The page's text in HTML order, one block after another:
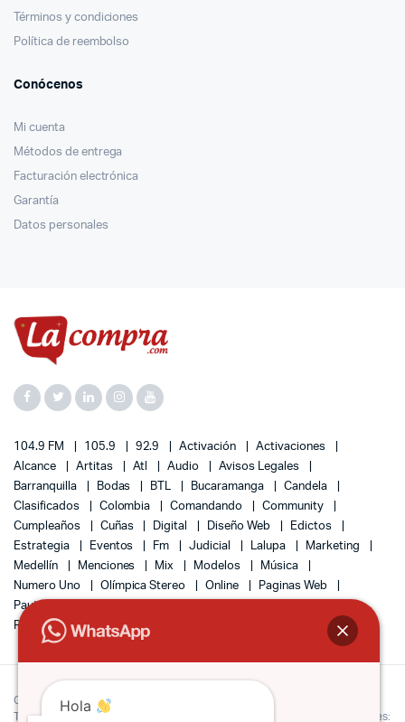
Términos y condiciones
Política de reembolso
Conócenos
Mi cuenta
Métodos de entrega
Facturación electrónica
Garantía
Datos personales
104.9 FM 105.9 92.9 Activación
Activaciones
Alcance
Artitas Atl Audio
Avisos Legales
Barranquilla
Bodas BTL Bucaramanga
Candela
Clasificados
Colombia Comandando
Community
Cumpleaños
Cuñas Digital Diseño Web
Edictos
Estrategia
Eventos Fm Judicial Lalupa
Marketing
Medellín
Menciones Mix Modelos
Música
Numero Uno
Olímpica Stereo Online
Paginas Web
Pauta
Responsive
SEO Sociales Ventas
Copyright 2022 © Lacompra Colombia | Todos los derechos reservados.
Teléfono (3195110316) Bogotá Colombia. E-mail de notificaciones judiciales:
Hola